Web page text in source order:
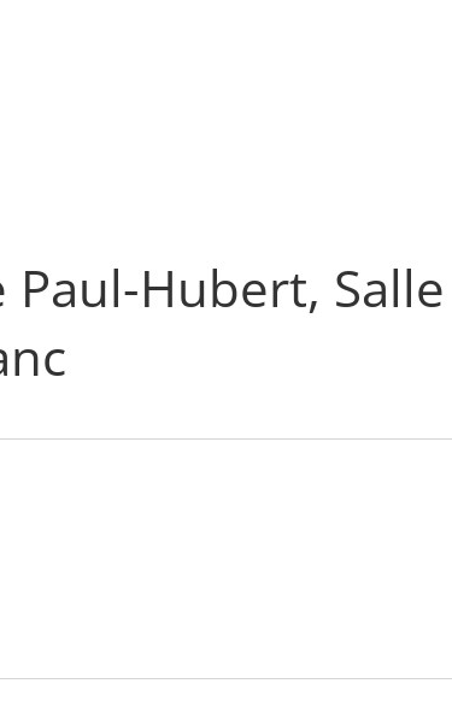
Paul-Hubert,